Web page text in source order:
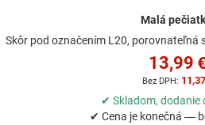
Malá
Skôr pod označením L20, porovnateľná
13,99
✔ Skladom, dodanie
✔ Cena je konečná —